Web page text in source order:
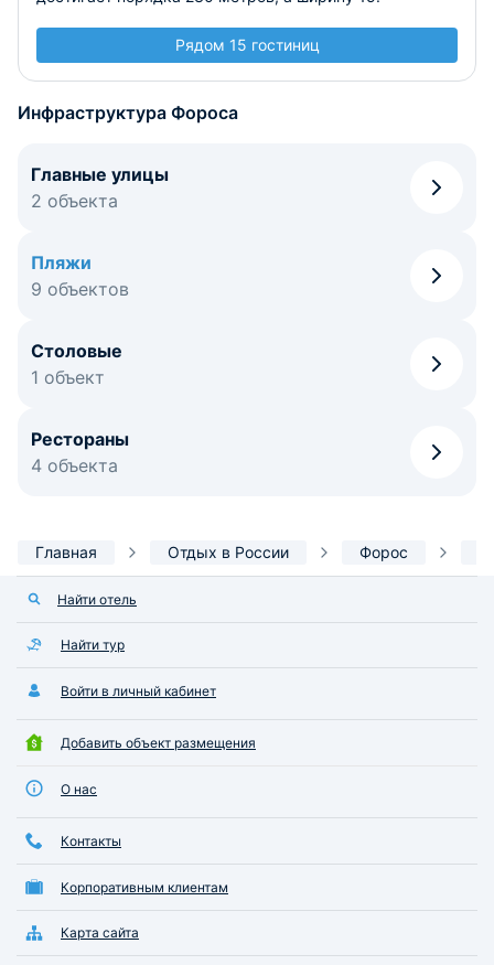
Рядом 15 гостиниц
Инфраструктура Фороса
Главные улицы
2 объекта
Пляжи
9 объектов
Столовые
1 объект
Рестораны
4 объекта
Главная Отдых в России Форос
Найти отель
Найти тур
Войти в личный кабинет
Добавить объект размещения
О нас
Контакты
Корпоративным клиентам
Карта сайта